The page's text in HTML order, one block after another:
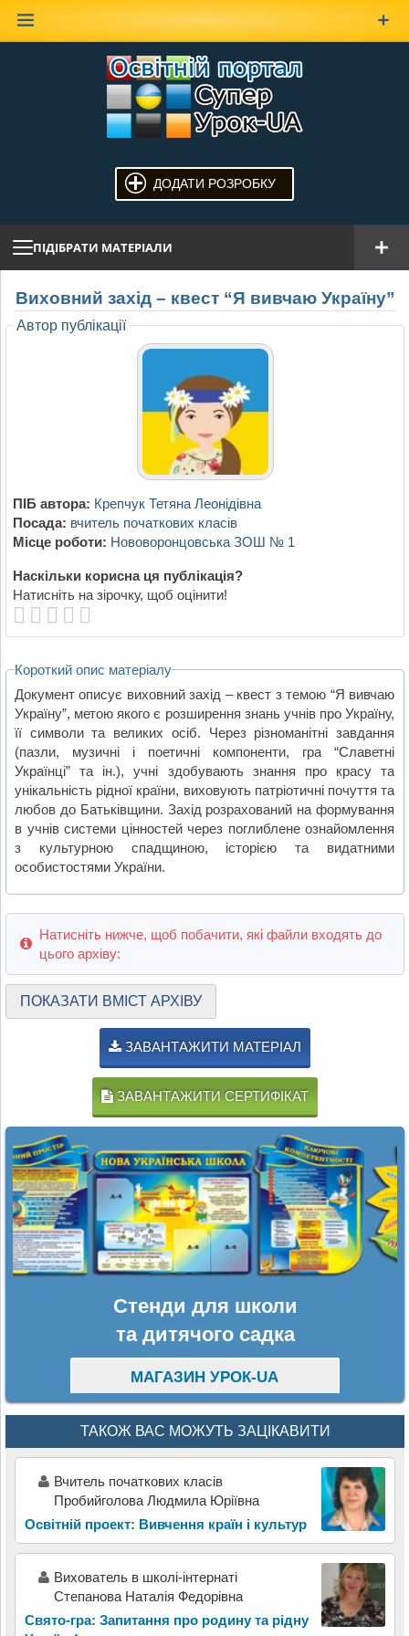
ДОДАТИ РОЗРОБКУ
ПІДІБРАТИ МАТЕРІАЛИ
Виховний захід – квест “Я вивчаю Україну”
Автор публікації
ПІБ автора: Крепчук Тетяна Леонідівна
Посада: вчитель початкових класів
Місце роботи: Нововоронцовська ЗОШ № 1
Наскільки корисна ця публікація?
Натисніть на зірочку, щоб оцінити!
Короткий опис матеріалу
Документ описує виховний захід – квест з темою “Я вивчаю
Україну”, метою якого є розширення знань учнів про Україну,
її символи та великих осіб. Через різноманітні завдання
(пазли, музичні і поетичні компоненти, гра “Славетні
Українці” та ін.), учні здобувають знання про красу та
унікальність рідної країни, виховують патріотичні почуття та
любов до Батьківщини. Захід розрахований на формування
в учнів системи цінностей через поглиблене ознайомлення
з культурною спадщиною, історією та видатними
особистостями України.
Натисніть нижче, щоб побачити, які файли входять до
цього архіву:
ПОКАЗАТИ ВМІСТ АРХІВУ
ЗАВАНТАЖИТИ МАТЕРІАЛ
ЗАВАНТАЖИТИ СЕРТИФІКАТ
Стенди для школи
та дитячого садка
МАГАЗИН УРОК-UA
ТАКОЖ ВАС МОЖУТЬ ЗАЦІКАВИТИ
Вчитель початкових класів
Пробийголова Людмила Юріївна
Освітній проект: Вивчення країн і культур
Вихователь в школі-інтернаті
Степанова Наталія Федорівна
Свято-гра: Запитання про родину та рідну